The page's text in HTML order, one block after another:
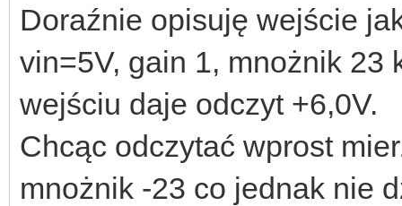
Doraźnie opisuję wejście
vin=5V, gain 1, mnożnik 23
wejściu daje odczyt +6,0V.
Chcąc odczytać wprost
mnożnik -23 co jednak nie